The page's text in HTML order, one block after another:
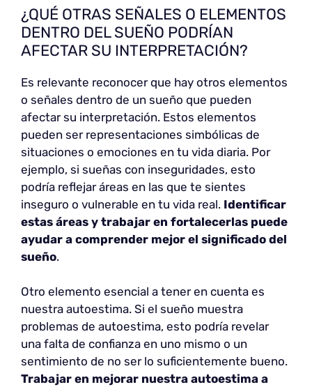
¿QUÉ OTRAS SEÑALES O ELEMENTOS
DENTRO DEL SUEÑO PODRÍAN
AFECTAR SU INTERPRETACIÓN?
Es relevante reconocer que hay otros elementos
o señales dentro de un sueño que pueden
afectar su interpretación. Estos elementos
pueden ser representaciones simbólicas de
situaciones o emociones en tu vida diaria. Por
ejemplo, si sueñas con inseguridades, esto
podría reflejar áreas en las que te sientes
inseguro o vulnerable en tu vida real. Identificar
estas áreas y trabajar en fortalecerlas puede
ayudar a comprender mejor el significado del
sueño.
Otro elemento esencial a tener en cuenta es
nuestra autoestima. Si el sueño muestra
problemas de autoestima, esto podría revelar
una falta de confianza en uno mismo o un
sentimiento de no ser lo suficientemente bueno.
Trabajar en mejorar nuestra autoestima a